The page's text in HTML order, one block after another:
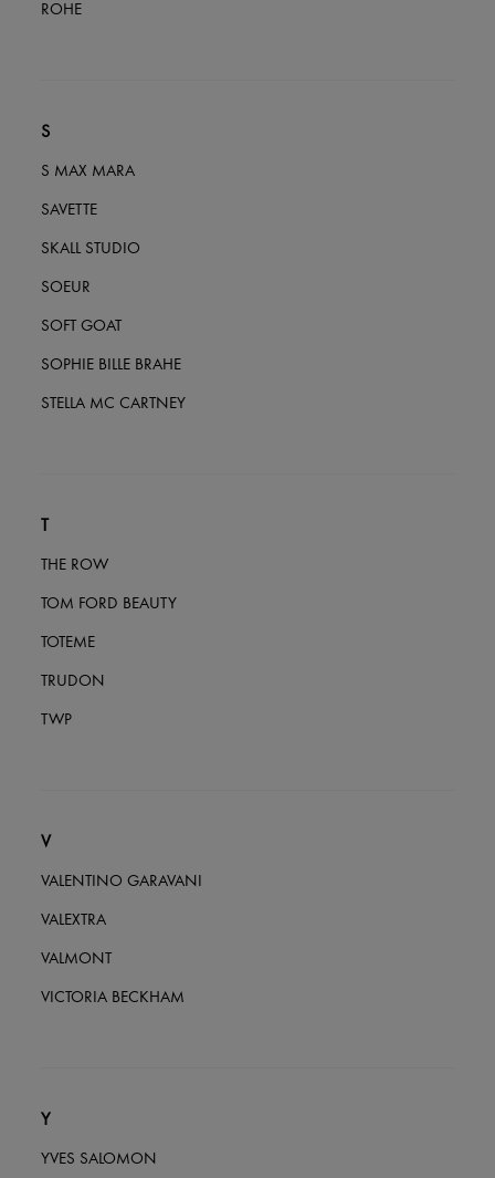
ROHE
S
S MAX MARA
SAVETTE
SKALL STUDIO
SOEUR
SOFT GOAT
SOPHIE BILLE BRAHE
STELLA MC CARTNEY
THE ROW
TOM FORD BEAUTY
TOTEME
TRUDON
TWP
V
VALENTINO GARAVANI
VALEXTRA
VALMONT
VICTORIA BECKHAM
Y
YVES SALOMON